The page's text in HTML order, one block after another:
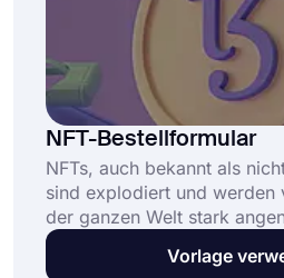
NFT-Bestellformular
NFTs, auch bekannt als
sind explodiert und werden
der ganzen Welt stark
bedenkt, was sie bieten und
der Zukunft des Internets
Vorlage